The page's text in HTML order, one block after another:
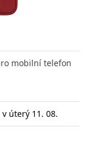
mobilní telefon
úterý 11. 08.